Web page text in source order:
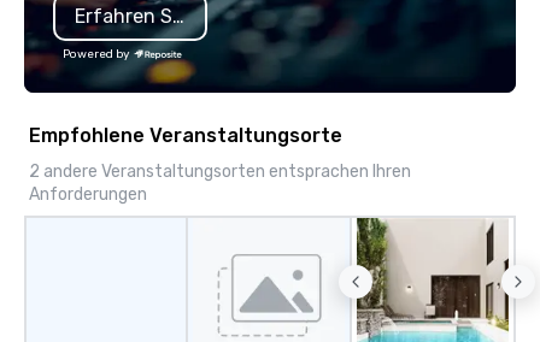
Erfahren Sie mehr
Powered by
Empfohlene Veranstaltungsorte
2 andere Veranstaltungsorten entsprachen Ihren
Anforderungen